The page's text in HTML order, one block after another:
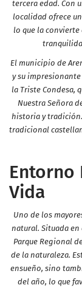
tercera edad. Con
localidad ofrece
lo que la convierte
El municipio de
y su
la Triste Condesa,
Nuestra Señora
historia y tradición.
tradicional
Entorno
Vida
Uno de los
natural. Situada en
Parque Regional
de la naturaleza.
ensueño, sino
del año, lo que